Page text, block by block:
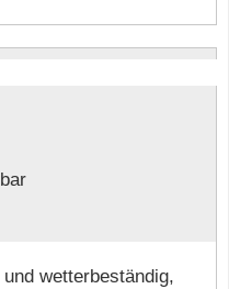
wetterbeständig,